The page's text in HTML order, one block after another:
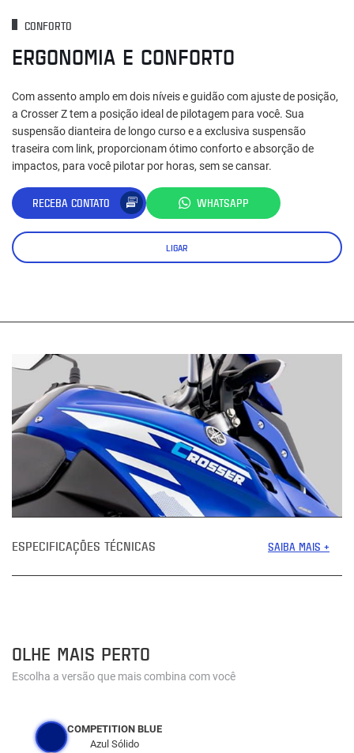
CONFORTO
ERGONOMIA E CONFORTO
Com assento amplo em dois níveis e guidão com ajuste de posição,
a Crosser Z tem a posição ideal de pilotagem para você. Sua
suspensão dianteira de longo curso e a exclusiva suspensão
traseira com link, proporcionam ótimo conforto e absorção de
impactos, para você pilotar por horas, sem se cansar.
RECEBA CONTATO WHATSAPP
LIGAR
ESPECIFICAÇÕES TÉCNICAS SAIBA MAIS +
OLHE MAIS PERTO
Escolha a versão que mais combina com você
COMPETITION BLUE
Azul Sólido